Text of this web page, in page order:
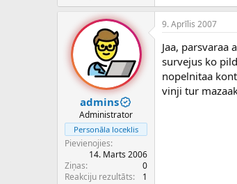
admins
Administrator
Personāla loceklis
Pievienojies
14. Marts 2006
Ziņas
0
Reakciju rezultāts
1
9. Aprīlis 2007
Jaa,
survejus ko
nopelnitaa
vinji tur